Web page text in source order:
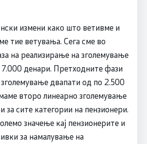
измени како што ветивме и
тие ветувања. Сега сме во
на реализирање на зголемување
7.000 денари. Претходните фази
зголемување двапати од по 2.500
второ линеарно зголемување
за сите категории на пензионери.
значење кај пензионерите и
за намалување на